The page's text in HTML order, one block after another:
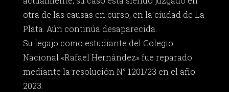
otra de las causas en curso, en la ciudad de La
Plata. Aún continúa desaparecida.
Su legajo como estudiante del Colegio
Nacional «Rafael Hernández» fue reparado
mediante la resolución N° 1201/23 en el año
2023.